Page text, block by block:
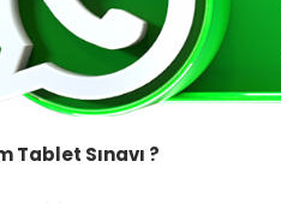
Tablet Sınavı ?